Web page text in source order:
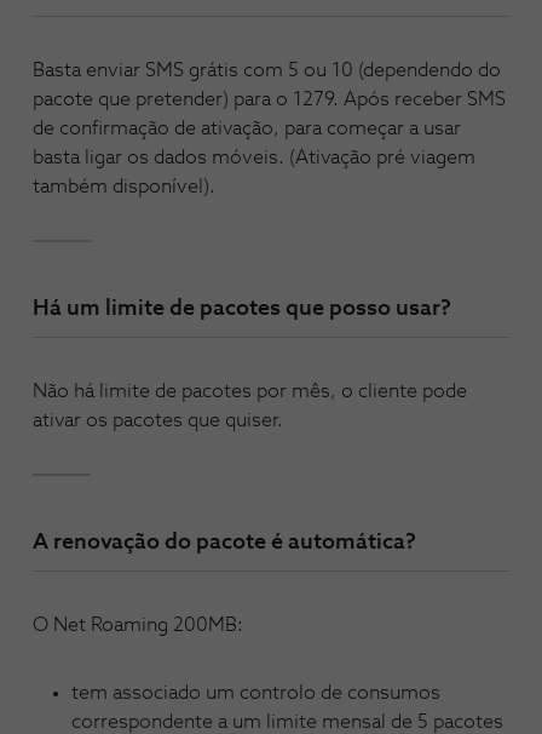
Basta enviar SMS grátis com 5 ou 10 (dependendo do
pacote que pretender) para o 1279. Após receber SMS
de confirmação de ativação, para começar a usar
basta ligar os dados móveis. (Ativação pré viagem
também disponível).
Há um limite de pacotes que posso usar?
Não há limite de pacotes por mês, o cliente pode
ativar os pacotes que quiser.
A renovação do pacote é automática?
O Net Roaming 200MB:
tem associado um controlo de consumos
correspondente a um limite mensal de 5 pacotes